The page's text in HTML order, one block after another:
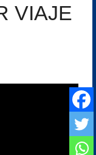
VIAJE